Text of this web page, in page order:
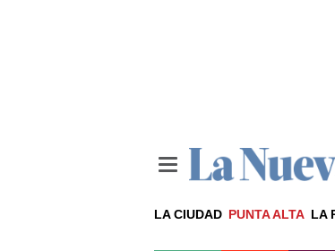
LA CIUDAD PUNTA ALTA LA